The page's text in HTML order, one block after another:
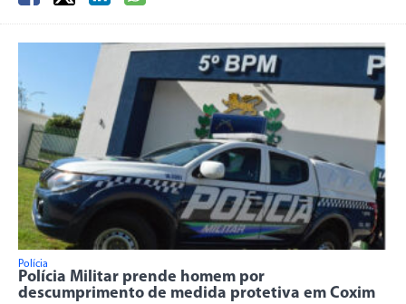
Polícia
Polícia Militar prende homem por
descumprimento de medida protetiva em Coxim